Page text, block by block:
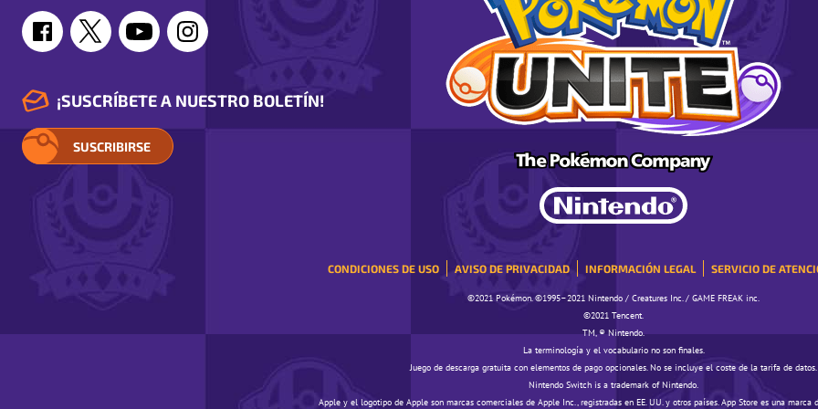
¡SUSCRÍBETE A NUESTRO BOLETÍN!
SUSCRIBIRSE
CONDICIONES DE USO AVISO DE PRIVACIDAD INFORMACIÓN LEGAL SERVICIO DE
©️️️2021 Pokémon. ©️️️1995–2021 Nintendo / Creatures Inc. / GAME FREAK inc.
©️️️2021 Tencent.
TM, ® Nintendo.
La terminología y el vocabulario no son finales.
Juego de descarga gratuita con elementos de pago opcionales. No se incluye el coste de la tarifa de datos.
Nintendo Switch is a trademark of Nintendo.
Apple y el logotipo de Apple son marcas comerciales de Apple Inc., registradas en EE. UU. y otros países. App Store es una marca